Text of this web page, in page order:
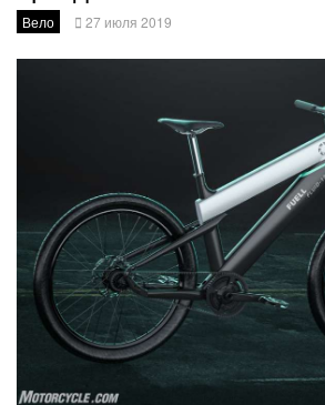
Вело 27 июля 2019